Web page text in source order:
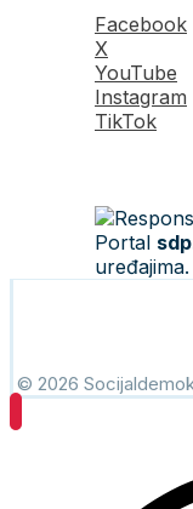
Facebook
X
YouTube
Instagram
TikTok
Portal
uređajima.
© 2026